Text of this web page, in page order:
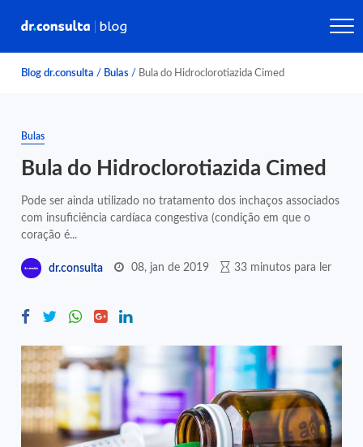
Blog dr.consulta / Bulas / Bula do Hidroclorotiazida Cimed
Bulas
Bula do Hidroclorotiazida Cimed
Pode ser ainda utilizado no tratamento dos inchaços associados
com insuficiência cardíaca congestiva (condição em que o
coração é...
dr.consulta 08, jan de 2019 33 minutos para ler